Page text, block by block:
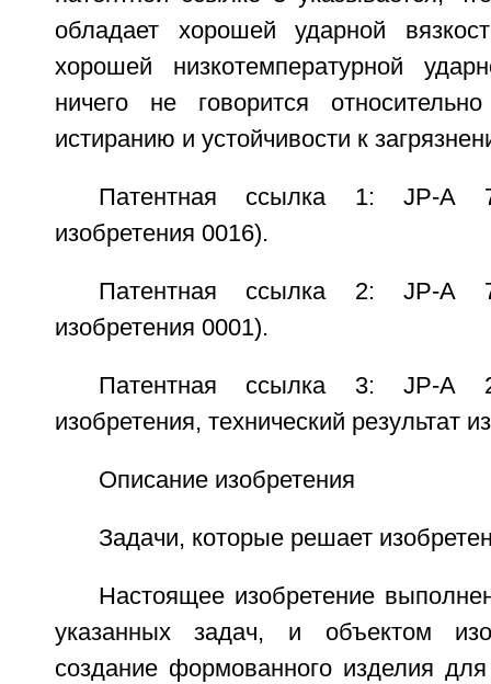
обладает хорошей ударной
хорошей низкотемпературной
ничего не говорится
истиранию и устойчивости к
Патентная ссылка 1: JP-A
изобретения 0016).
Патентная ссылка 2: JP-A
изобретения 0001).
Патентная ссылка 3: JP-A
изобретения, технический результат
Описание изобретения
Задачи, которые решает
Настоящее изобретение
указанных задач, и объектом
создание формованного изделия